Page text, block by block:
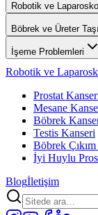
Robotik ve
Böbrek ve Üreter Taşı
İşeme Problemleri
Robotik ve
Prostat
Mesane
Böbrek
Testis Kanseri
Böbrek Çıkım
İyi Huylu
Blogİletişim